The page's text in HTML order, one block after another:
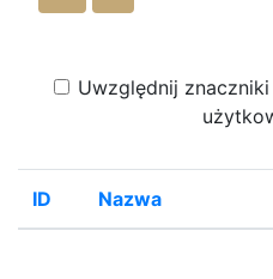
Uwzględnij
ID Nazwa